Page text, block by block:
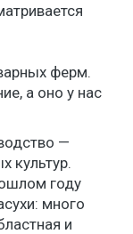
ферм.
а оно у нас
—
культур.
году
много
и